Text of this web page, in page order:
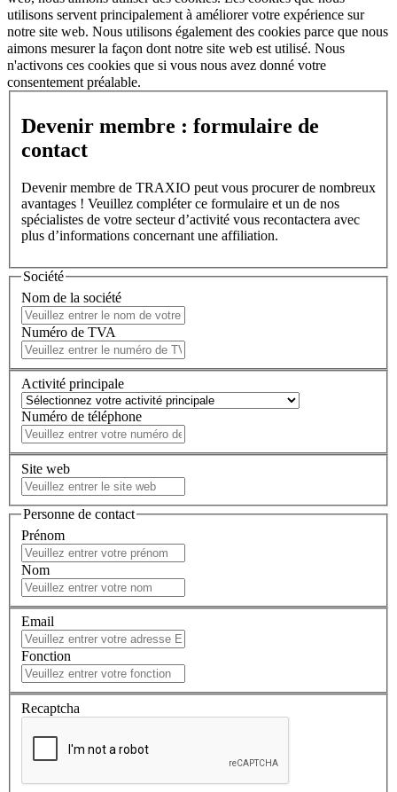
utilisons servent principalement à améliorer votre expérience sur
notre site web. Nous utilisons également des cookies parce que nous
aimons mesurer la façon dont notre site web est utilisé. Nous
n'activons ces cookies que si vous nous avez donné votre
consentement préalable.
Devenir membre : formulaire de
contact
Devenir membre de TRAXIO peut vous procurer de nombreux
avantages ! Veuillez compléter ce formulaire et un de nos
spécialistes de votre secteur d’activité vous recontactera avec
plus d’informations concernant une affiliation.
Société
Nom de la société
Numéro de TVA
Activité principale
Numéro de téléphone
Site web
Personne de contact
Prénom
Nom
Email
Fonction
Recaptcha